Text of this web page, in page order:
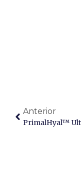
Anterior